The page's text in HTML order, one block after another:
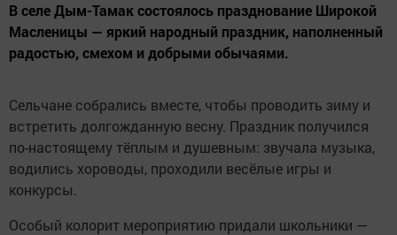
В селе Дым-Тамак состоялось празднование Широкой
Масленицы — яркий народный праздник, наполненный
радостью, смехом и добрыми обычаями.
Сельчане собрались вместе, чтобы проводить зиму и
встретить долгожданную весну. Праздник получился
по-настоящему тёплым и душевным: звучала музыка,
водились хороводы, проходили весёлые игры и
конкурсы.
Особый колорит мероприятию придали школьники —